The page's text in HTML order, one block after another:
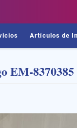
Artículos de
EM-8370385